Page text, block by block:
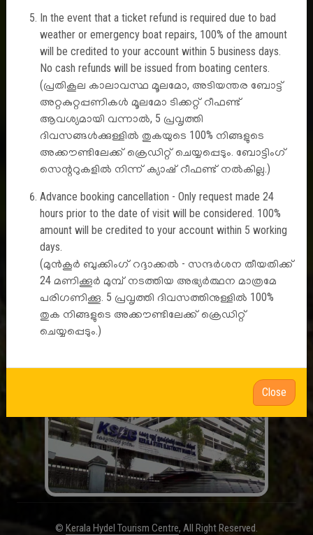
In the event that a ticket refund is required due to bad
weather or emergency boat repairs, 100% of the amount
will be credited to your account within 5 business days.
No cash refunds will be issued from boating centers.
(പ്രതികൂല കാലാവസ്ഥ മൂലമോ, അടിയന്തര ബോട്ട്
അറ്റകുറ്റപ്പണികൾ മൂലമോ ടിക്കറ്റ് റീഫണ്ട്
ആവശ്യമായി വന്നാൽ, 5 പ്രവൃത്തി
ദിവസങ്ങൾക്കുള്ളിൽ തുകയുടെ 100% നിങ്ങളുടെ
അക്കൗണ്ടിലേക്ക് ക്രെഡിറ്റ് ചെയ്യപ്പെടും. ബോട്ടിംഗ്
സെന്ററുകളിൽ നിന്ന് ക്യാഷ് റീഫണ്ട് നൽകില്ല.)
Advance booking cancellation - Only request made 24
hours prior to the date of visit will be considered. 100%
amount will be credited to your account within 5 working
days.
(മുൻകൂർ ബുക്കിംഗ് റദ്ദാക്കൽ - സന്ദർശന തീയതിക്ക്
24 മണിക്കൂർ മുമ്പ് നടത്തിയ അഭ്യർത്ഥന മാത്രമേ
പരിഗണിക്കൂ. 5 പ്രവൃത്തി ദിവസത്തിനുള്ളിൽ 100%
തുക നിങ്ങളുടെ അക്കൗണ്ടിലേക്ക് ക്രെഡിറ്റ്
ചെയ്യപ്പെടും.)
Close
Where To Go
Tenders
Other Links
Disclaimer
Terms & Conditions
Privacy Policy
Cancellation & Refund Policy
Useful Links
Contact Us
A Venture by
© Kerala Hydel Tourism Centre, All Right Reserved.